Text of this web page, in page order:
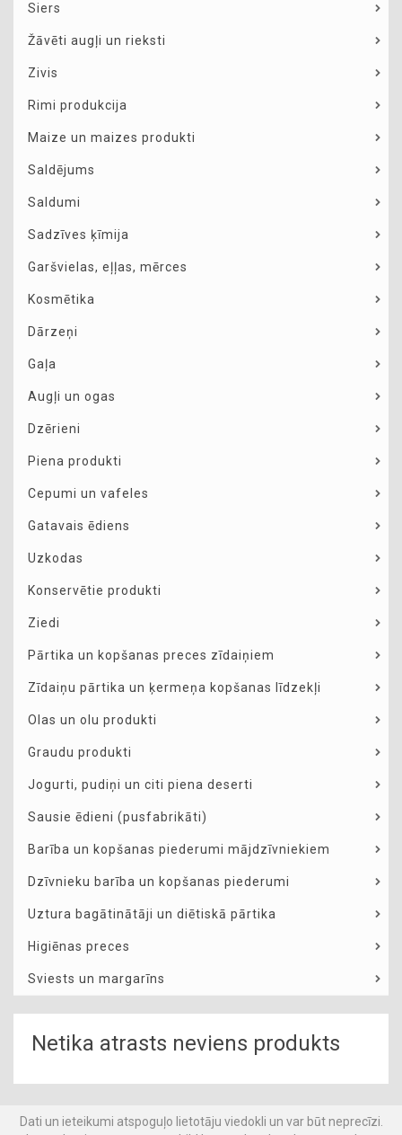
Siers
Žāvēti augļi un rieksti
Zivis
Rimi produkcija
Maize un maizes produkti
Saldējums
Saldumi
Sadzīves ķīmija
Garšvielas, eļļas, mērces
Kosmētika
Dārzeņi
Gaļa
Augļi un ogas
Dzērieni
Piena produkti
Cepumi un vafeles
Gatavais ēdiens
Uzkodas
Konservētie produkti
Ziedi
Pārtika un kopšanas preces zīdaiņiem
Zīdaiņu pārtika un ķermeņa kopšanas līdzekļi
Olas un olu produkti
Graudu produkti
Jogurti, pudiņi un citi piena deserti
Sausie ēdieni (pusfabrikāti)
Barība un kopšanas piederumi mājdzīvniekiem
Dzīvnieku barība un kopšanas piederumi
Uztura bagātinātāji un diētiskā pārtika
Higiēnas preces
Sviests un margarīns
Netika atrasts neviens produkts
Dati un ieteikumi atspoguļo lietotāju viedokli un var būt neprecīzi.